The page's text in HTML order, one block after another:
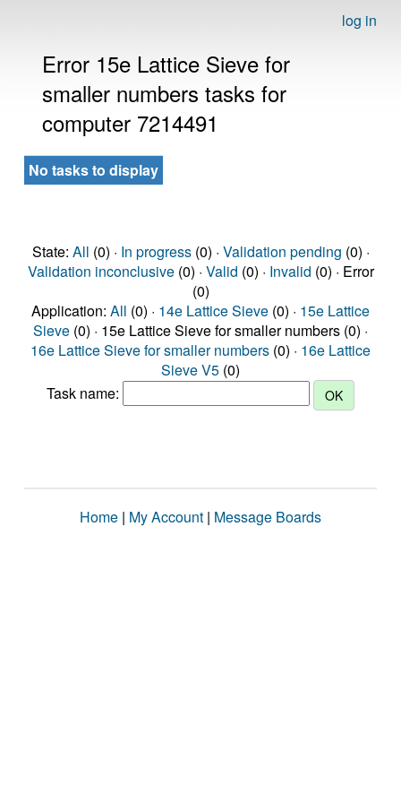
log in
Error 15e Lattice Sieve for
smaller numbers tasks for
computer 7214491
No tasks to display
State: All (0) · In progress(0) · Validation pending (0) ·
Validation inconclusive(0) · Valid (0) · Invalid (0) · Error
(0)
Application: All (0) · 14e Lattice Sieve (0) · 15e Lattice
Sieve (0) · 15e Lattice Sieve for smaller numbers (0) ·
16e Lattice Sieve for smaller numbers (0) · 16e Lattice
Sieve V5 (0)
Task name:
Home | My Account | Message Boards